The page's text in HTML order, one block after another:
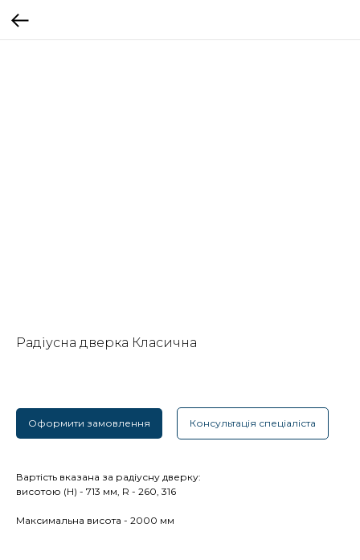
Радіусна дверка Класична
Оформити замовлення Консультація спеціаліста
Вартість вказана за радіусну дверку:
висотою (H) - 713 мм, R - 260, 316
Максимальна висота - 2000 мм